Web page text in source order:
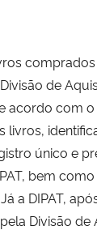
de
acordo com
livros,
único e
bem
a DIPAT,
Divisão de